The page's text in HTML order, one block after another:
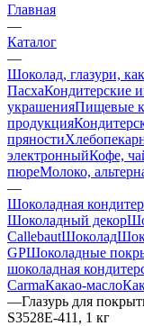
Главная
—
Каталог
—
Шоколад, глазури,
ПасхаКондитерские
украшенияПищевые
продукция
пряности
электронныйКофе,
пюреМолоко,
—
Шоколадная
Шоколадный декор
CallebautШоколад
GPШоколадные
шоколадная
CarmaКакао-масло
—Глазурь для
S3528E-411, 1 кг